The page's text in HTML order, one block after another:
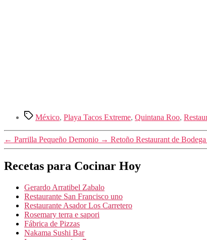
Etiquetas
México, Playa Tacos Extreme, Quintana Roo,
← Parrilla Pequeño Demonio → Retoño Restaurant de
Recetas para Cocinar Hoy
Gerardo Arratibel Zabalo
Restaurante San Francisco uno
Restaurante Asador Los Carretero
Rosemary terra e sapori
Fábrica de Pizzas
Nakama Sushi Bar